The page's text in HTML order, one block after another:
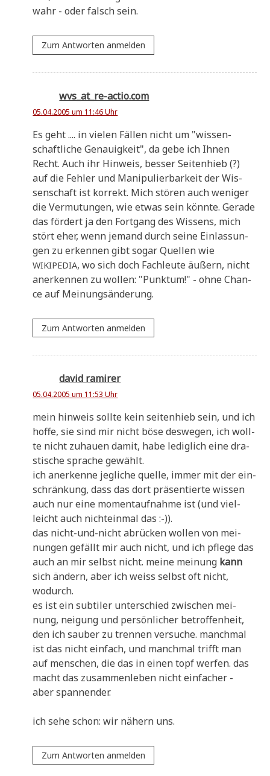
wahr - oder falsch sein.
Zum Antworten anmelden
wvs_at_re-actio.com
05.04.2005 um 11:46 Uhr
Es geht .... in vie­len Fäl­len nicht um "wis­sen­
schaft­li­che Genau­ig­keit", da gebe ich Ihnen
Recht. Auch ihr Hin­weis, bes­ser Sei­ten­hieb (?)
auf die Feh­ler und Mani­pu­lier­bar­keit der Wis­
sen­schaft ist kor­rekt. Mich stö­ren auch weni­ger
die Ver­mu­tun­gen, wie etwas sein könn­te. Gera­de
das för­dert ja den Fort­gang des Wis­sens, mich
stört eher, wenn jemand durch sei­ne Ein­las­sun­
gen zu erken­nen gibt sogar Quel­len wie
WIKIPEDIA, wo sich doch Fach­leu­te äußern, nicht
aner­ken­nen zu wol­len: "Punk­tum!" - ohne Chan­
ce auf Meinungsänderung.
Zum Antworten anmelden
david ramirer
05.04.2005 um 11:53 Uhr
mein hin­weis soll­te kein sei­ten­hieb sein, und ich
hof­fe, sie sind mir nicht böse des­we­gen, ich woll­
te nicht zuhau­en damit, habe ledig­lich eine dra­
sti­sche spra­che gewählt.
ich aner­ken­ne jeg­li­che quel­le, immer mit der ein­
schrän­kung, dass das dort prä­sen­tier­te wis­sen
auch nur eine moment­auf­nah­me ist (und viel­
leicht auch nicht­ein­mal das :-)).
das nicht-und-nicht abrücken wol­len von mei­
nun­gen gefällt mir auch nicht, und ich pfle­ge das
auch an mir selbst nicht. mei­ne mei­nung kann
sich ändern, aber ich weiss selbst oft nicht,
wodurch.
es ist ein sub­ti­ler unter­schied zwi­schen mei­
nung, nei­gung und per­sön­li­cher betrof­fen­heit,
den ich sau­ber zu tren­nen ver­su­che. manch­mal
ist das nicht ein­fach, und manch­mal trifft man
auf men­schen, die das in einen topf wer­fen. das
macht das zusam­men­le­ben nicht ein­fa­cher -
aber spannender.
ich sehe schon: wir nähern uns.
Zum Antworten anmelden